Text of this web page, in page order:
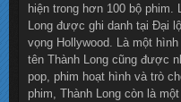
hiện trong hơn 100 bộ
Long được ghi danh tại Đại
vọng Hollywood. Là một
tên Thành Long cũng được
pop, phim hoạt hình và trò
phim, Thành Long còn là